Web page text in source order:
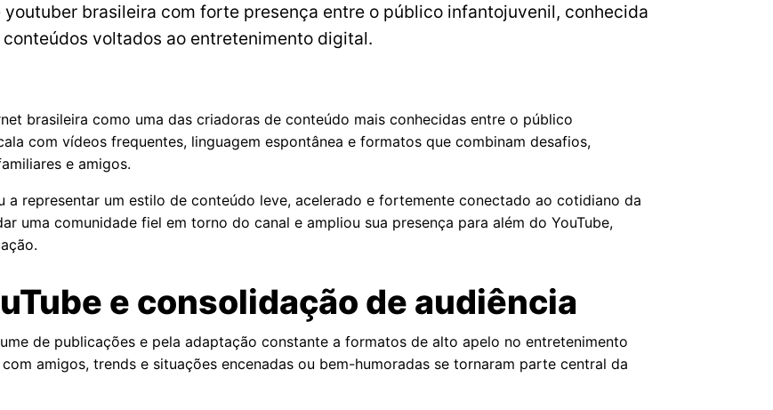
brasileira com forte presença entre o público infantojuvenil, conhecida
voltados ao entretenimento digital.
brasileira como uma das criadoras de conteúdo mais conhecidas entre o público
com vídeos frequentes, linguagem espontânea e formatos que combinam desafios,
e amigos.
a representar um estilo de conteúdo leve, acelerado e fortemente conectado ao cotidiano da
uma comunidade fiel em torno do canal e ampliou sua presença para além do YouTube,
e consolidação de audiência
de publicações e pela adaptação constante a formatos de alto apelo no entretenimento
amigos, trends e situações encenadas ou bem-humoradas se tornaram parte central da